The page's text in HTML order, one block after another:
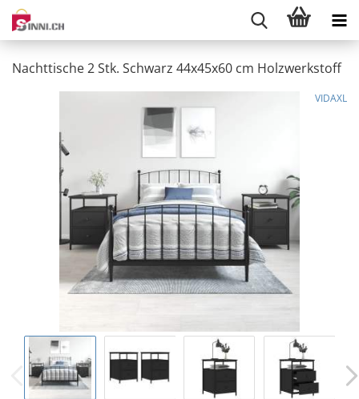
Nachttische 2 Stk. Schwarz 44x45x60 cm Holzwerkstoff
VIDAXL